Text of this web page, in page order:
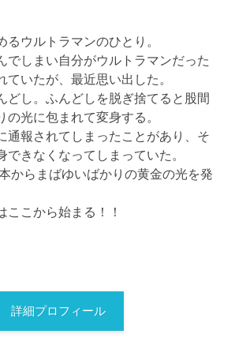
るウルトラマンのひとり。
でしまい自分がウルトラマンだった
ていたが、最近思い出した。
どし。ふんどしを脱ぎ捨てると股間
の光に包まれて変身する。
通報されてしまったことがあり、そ
できなくなってしまっていた。
からまばゆいばかりの黄金の光を発
ここから始まる！！
詳細プロフィール